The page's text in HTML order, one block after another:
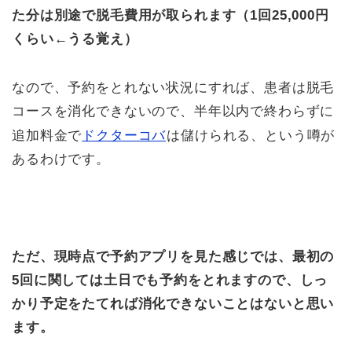
た分は別途で脱毛費用が取られます（1回25,000円
くらい←うる覚え）
なので、予約をとれない状況にすれば、患者は脱毛
コースを消化できないので、半年以内で終わらずに
追加料金で ドクターコバは儲けられる、という噂が
あるわけです。
ただ、現時点で予約アプリを見た感じでは、最初の
5回に関しては土日でも予約をとれますので、しっ
かり予定をたてれば消化できないことはないと思い
ます。